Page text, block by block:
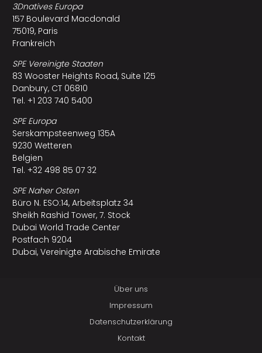
3Dnatives Europa
157 Boulevard Macdonald
75019, Paris
Frankreich
SPE Vereinigte Staaten
83 Wooster Heights Road, Suite 125
Danbury, CT 06810
Tel. +1 203 740 5400
SPE Europa
Serskampsteenweg 135A
9230 Wetteren
Belgien
Tel. +32 498 85 07 32
SPE Naher Osten
Büro N. ESO:14, Arbeitsplatz 34
Sheikh Rashid Tower, 7. Stock
Dubai World Trade Center
Postfach 9204
Dubai, Vereinigte Arabische Emirate
Über uns
Impressum
Datenschutzerklärung
Kontakt